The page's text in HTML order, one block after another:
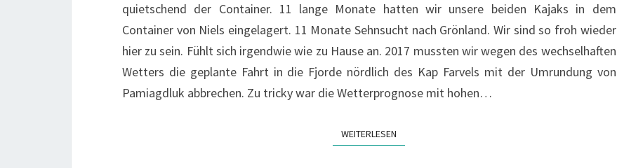
quietschend der Container. 11 lange Monate hatten wir unsere beiden Kajaks in dem
Container von Niels eingelagert. 11 Monate Sehnsucht nach Grönland. Wir sind so froh wieder
hier zu sein. Fühlt sich irgendwie wie zu Hause an. 2017 mussten wir wegen des wechselhaften
Wetters die geplante Fahrt in die Fjorde nördlich des Kap Farvels mit der Umrundung von
Pamiagdluk abbrechen. Zu tricky war die Wetterprognose mit hohen…
WEITERLESEN